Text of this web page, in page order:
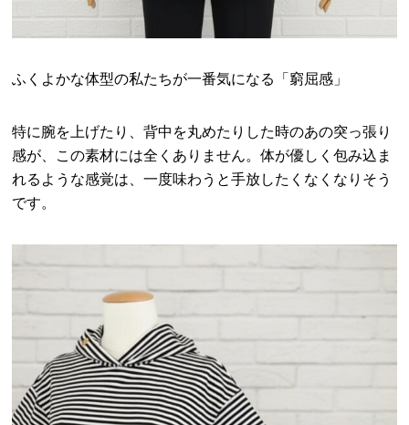
ふくよかな体型の私たちが一番気になる「窮屈感」
特に腕を上げたり、背中を丸めたりした時のあの突っ張り
感が、この素材には全くありません。体が優しく包み込ま
れるような感覚は、一度味わうと手放したくなくなりそう
です。